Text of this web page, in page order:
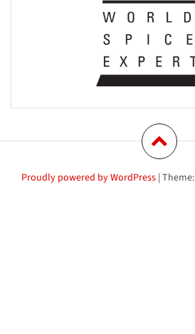
Proudly powered by WordPress | Theme: